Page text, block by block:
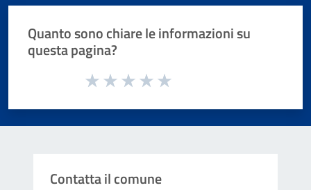
Quanto sono chiare le informazioni su
questa pagina?
Valuta da 1 a 5 stelle la pagina
Contatta il comune